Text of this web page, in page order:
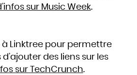
sur Music Week.
à Linktree pour permettre
des liens sur les
sur TechCrunch.